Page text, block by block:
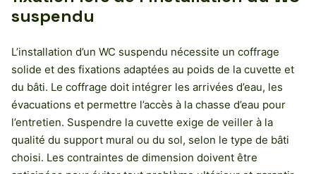
suspendu
L’installation d’un WC suspendu nécessite un coffrage
solide et des fixations adaptées au poids de la cuvette et
du bâti. Le coffrage doit intégrer les arrivées d’eau, les
évacuations et permettre l’accès à la chasse d’eau pour
l’entretien. Suspendre la cuvette exige de veiller à la
qualité du support mural ou du sol, selon le type de bâti
choisi. Les contraintes de dimension doivent être